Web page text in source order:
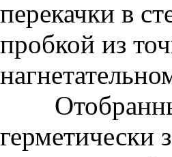
перекачки в
пробкой из
герметически